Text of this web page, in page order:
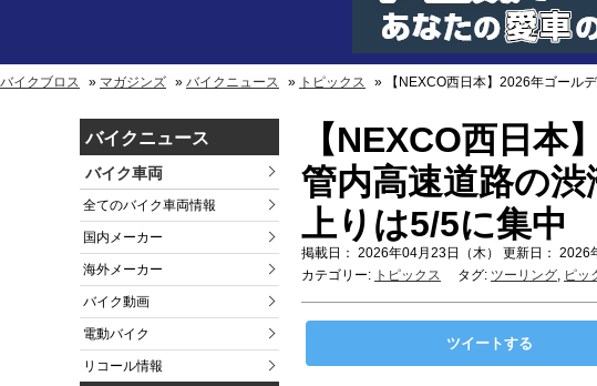
バイクブロス マガジンズ バイクニュース トピックス 【NEXCO西日本】2026年ゴール
バイクニュース
バイク車両
全てのバイク車両情報
国内メーカー
海外メーカー
バイク動画
電動バイク
リコール情報
【NEXCO西日本
管内高速道路の渋
上りは5/5に集中
掲載日： 2026年04月23日（木） 更新日： 2026
カテゴリー: トピックス タグ: ツーリング, ピッ
ツイートする